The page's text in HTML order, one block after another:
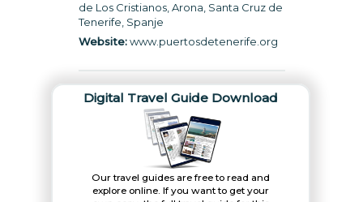
de Los Cristianos, Arona, Santa Cruz de
Tenerife, Spanje
Website: www.puertosdetenerife.org
Digital Travel Guide Download
Our travel guides are free to read and
explore online. If you want to get your